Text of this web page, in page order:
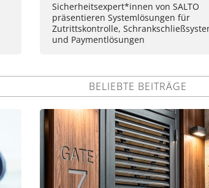
Sicherheitsexpert*innen von SALTO
präsentieren Systemlösungen für
Zutrittskontrolle,
und Paymentlösungen
BELIEBTE BEITRÄGE